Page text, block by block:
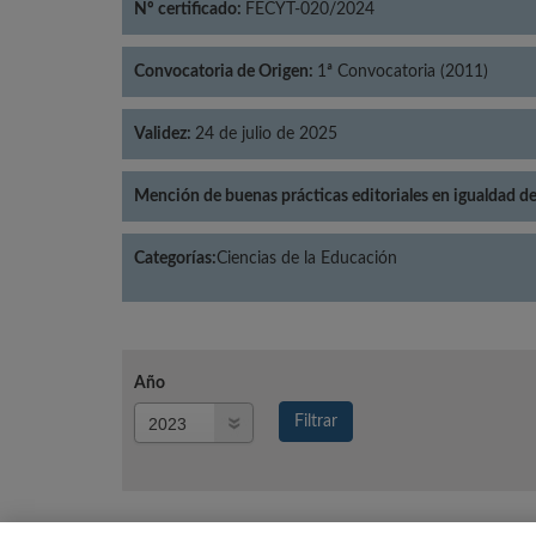
Nº certificado: FECYT-020/2024
Convocatoria de Origen: 1ª Convocatoria (2011)
Validez: 24 de julio de 2025
Mención de buenas prácticas editoriales en igualdad
Categorías:Ciencias de la Educación
Año
Filtrar